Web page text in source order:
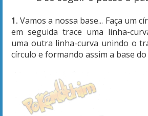
1.Vamos a nossa base... Faça um
em seguida trace uma linha-
uma outra linha-curva unindo o
círculo e formando assim a base